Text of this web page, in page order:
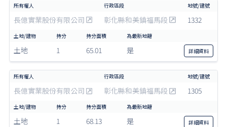
長億實業股份有限公司 彰化縣和美鎮福馬段 1332
土地 1 65.01 是 詳細資料
長億實業股份有限公司 彰化縣和美鎮福馬段 1305
土地 1 68.13 是 詳細資料